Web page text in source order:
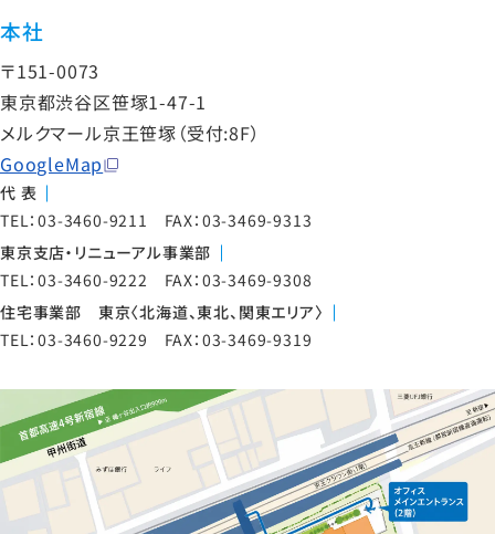
本社
〒151-0073
東京都渋谷区笹塚1-47-1
メルクマール京王笹塚（受付:8F）
GoogleMap
代 表
TEL：03-3460-9211 FAX：03-3469-9313
東京支店・リニューアル事業部
TEL：03-3460-9222 FAX：03-3469-9308
住宅事業部 東京〈北海道、東北、関東エリア〉
TEL：03-3460-9229 FAX：03-3469-9319